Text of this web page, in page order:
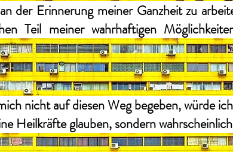
der Erinnerung meiner Ganzheit zu
Teil meiner wahrhaftigen
nicht auf diesen Weg begeben, würde
Heilkräfte glauben, sondern